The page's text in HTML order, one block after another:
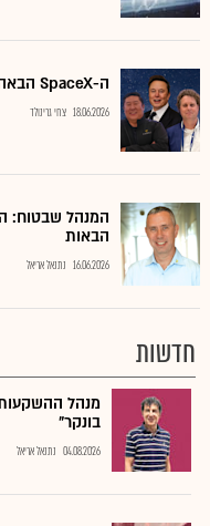
ה-SpaceX הבאה? שתי מניות חלל עם אפסייד של עד 61%
18.06.2026 צחי גרינולד
המנהל שבטוח:
הבאות
16.06.2026 נתנאל אריאל
חדשות
מנהל
בונקר"
04.08.2026 נתנאל אריאל